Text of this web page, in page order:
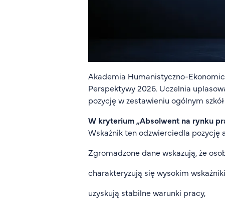
Akademia Humanistyczno-
Perspektywy 2026. Uczelnia
pozycję w zestawieniu ogólnym
W kryterium „Absolwent na rynku
Wskaźnik ten odzwierciedla pozycję
Zgromadzone dane wskazują, że
charakteryzują się wysokim
uzyskują stabilne warunki pracy,